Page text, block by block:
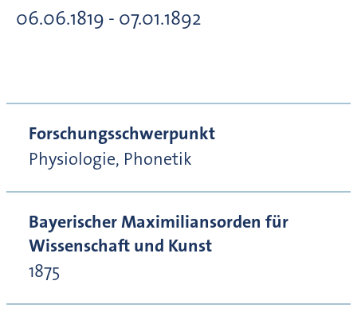
06.06.1819 - 07.01.1892
Forschungsschwerpunkt
Physiologie, Phonetik
Bayerischer Maximiliansorden für
Wissenschaft und Kunst
1875